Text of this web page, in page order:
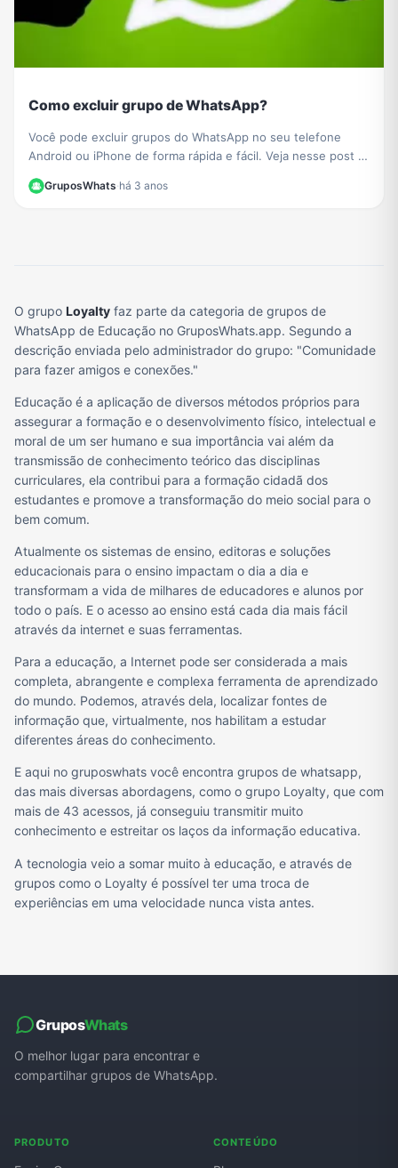
Como excluir grupo de WhatsApp?
Você pode excluir grupos do WhatsApp no ​​seu telefone
Android ou iPhone de forma rápida e fácil. Veja nesse post o
GruposWhats·há 3 anos
O grupo Loyalty faz parte da categoria de grupos de
WhatsApp de Educação no GruposWhats.app. Segundo a
descrição enviada pelo administrador do grupo: "Comunidade
para fazer amigos e conexões."
Educação é a aplicação de diversos métodos próprios para
assegurar a formação e o desenvolvimento físico, intelectual e
moral de um ser humano e sua importância vai além da
transmissão de conhecimento teórico das disciplinas
curriculares, ela contribui para a formação cidadã dos
estudantes e promove a transformação do meio social para o
bem comum.
Atualmente os sistemas de ensino, editoras e soluções
educacionais para o ensino impactam o dia a dia e
transformam a vida de milhares de educadores e alunos por
todo o país. E o acesso ao ensino está cada dia mais fácil
através da internet e suas ferramentas.
Para a educação, a Internet pode ser considerada a mais
completa, abrangente e complexa ferramenta de aprendizado
do mundo. Podemos, através dela, localizar fontes de
informação que, virtualmente, nos habilitam a estudar
diferentes áreas do conhecimento.
E aqui no gruposwhats você encontra grupos de whatsapp,
das mais diversas abordagens, como o grupo Loyalty, que com
mais de 43 acessos, já conseguiu transmitir muito
conhecimento e estreitar os laços da informação educativa.
A tecnologia veio a somar muito à educação, e através de
grupos como o Loyalty é possível ter uma troca de
experiências em uma velocidade nunca vista antes.
GruposWhats
O melhor lugar para encontrar e
compartilhar grupos de WhatsApp.
PRODUTO CONTEÚDO